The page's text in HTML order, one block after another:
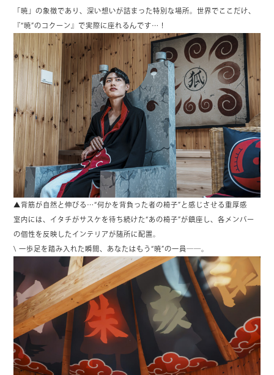
「暁」の象徴であり、深い想いが詰まった特別な場所。世界でここだけ、
『“暁”のコクーン』で実際に座れるんです…！
▲背筋が自然と伸びる…“何かを背負った者の椅子”と感じさせる重厚感
室内には、イタチがサスケを待ち続けた“あの椅子”が鎮座し、各メンバー
の個性を反映したインテリアが随所に配置。
\ 一歩足を踏み入れた瞬間、あなたはもう“暁”の一員――。